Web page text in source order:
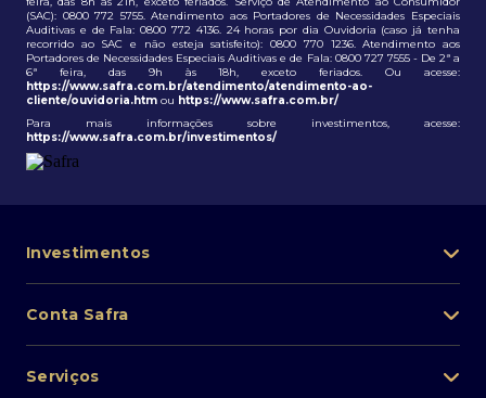
(SAC): 0800 772 5755. Atendimento aos Portadores de Necessidades Especiais
Auditivas e de Fala: 0800 772 4136. 24 horas por dia Ouvidoria (caso já tenha
recorrido ao SAC e não esteja satisfeito): 0800 770 1236. Atendimento aos
Portadores de Necessidades Especiais Auditivas e de Fala: 0800 727 7555 - De 2ª a
6ª feira, das 9h às 18h, exceto feriados. Ou acesse:
https://www.safra.com.br/atendimento/atendimento-ao-
cliente/ouvidoria.htm ou https://www.safra.com.br/
Para mais informações sobre investimentos, acesse:
https://www.safra.com.br/investimentos/
Investimentos
Lista de fundos de investimento
Conta Safra
Pessoa Física
Serviços